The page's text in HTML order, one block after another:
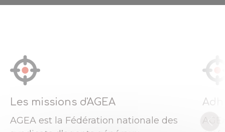
Les missions d'AGEA
AGEA est la Fédération nationale des